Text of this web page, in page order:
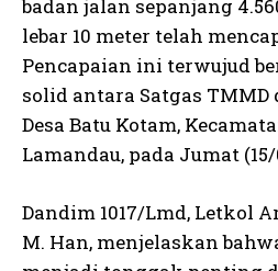
badan jalan sepanjang
lebar 10 meter telah
Pencapaian ini terwujud
solid antara Satgas
Desa Batu Kotam,
Lamandau, pada Jumat
Dandim 1017/Lmd, Letkol
M. Han, menjelaskan